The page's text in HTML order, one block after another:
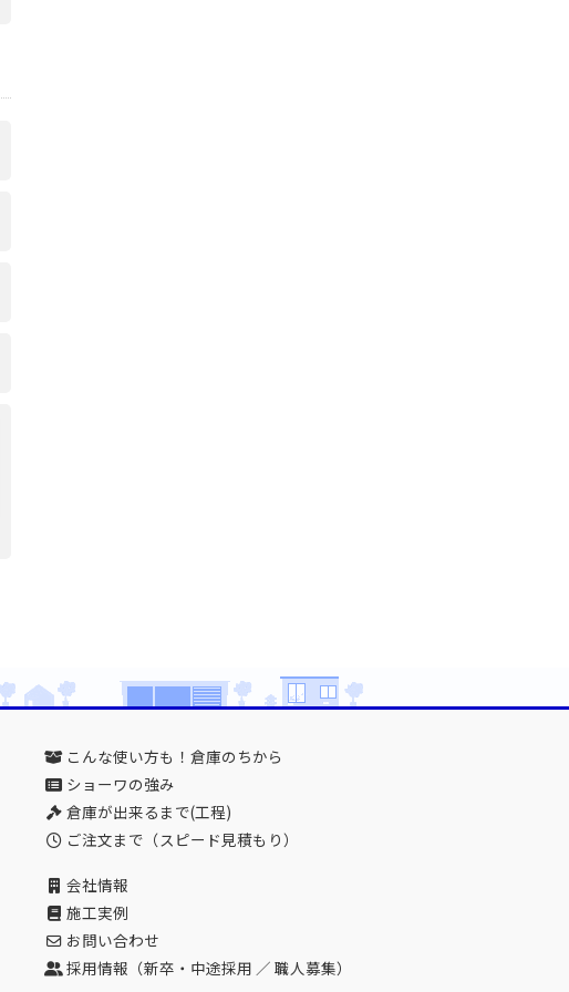
こんな使い方も！倉庫のちから
ショーワの強み
倉庫が出来るまで(工程)
ご注文まで（スピード見積もり）
会社情報
施工実例
お問い合わせ
採用情報（新卒・中途採用 ／職人募集）